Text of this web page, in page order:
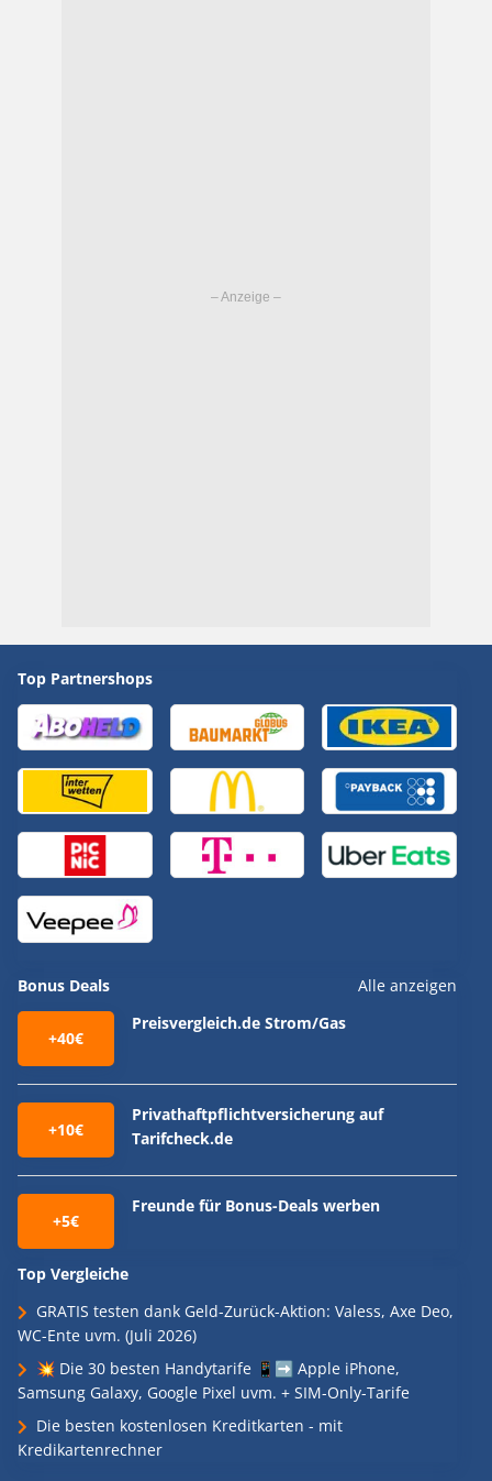
Top Partnershops
Bonus Deals Alle anzeigen
+40€
Preisvergleich.de Strom/Gas
+10€
Privathaftpflichtversicherung auf
Tarifcheck.de
+5€
Freunde für Bonus-Deals werben
Top Vergleiche
GRATIS testen dank Geld-Zurück-Aktion: Valess, Axe Deo,
WC-Ente uvm. (Juli 2026)
💥 Die 30 besten Handytarife 📱➡️ Apple iPhone,
Samsung Galaxy, Google Pixel uvm. + SIM-Only-Tarife
Die besten kostenlosen Kreditkarten - mit
Kredikartenrechner